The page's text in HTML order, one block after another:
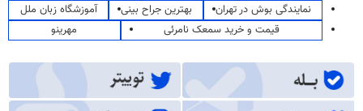
نمایندگی بوش در تهران
بهترین جراح بینی
آموزشگاه زبان ملل
قیمت و خرید سمعک نامرئی
مهرینو